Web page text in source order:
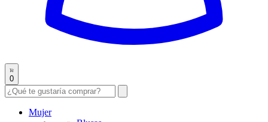
0
Mujer